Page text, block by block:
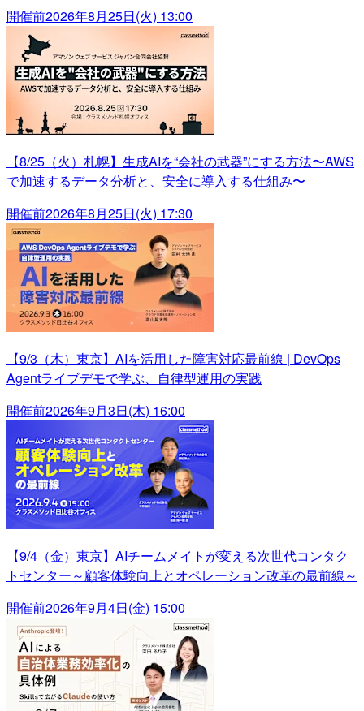
開催前2026年8月25日(火) 13:00
【8/25（火）札幌】生成AIを“会社の武器”にする方法〜AWS
で加速するデータ分析と、安全に導入する仕組み〜
開催前2026年8月25日(火) 17:30
【9/3（木）東京】AIを活用した障害対応最前線 | DevOps
Agentライブデモで学ぶ、自律型運用の実践
開催前2026年9月3日(木) 16:00
【9/4（金）東京】AIチームメイトが変える次世代コンタク
トセンター～顧客体験向上とオペレーション改革の最前線～
開催前2026年9月4日(金) 15:00